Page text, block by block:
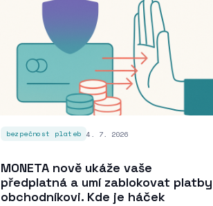
bezpečnost plateb 4. 7. 2026
MONETA nově ukáže vaše
předplatná a umí zablokovat platby
obchodníkovi. Kde je háček